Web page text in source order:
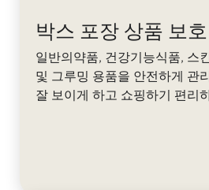
박스 포장 상품 보호
일반의약품, 건강기능식품, 스
및 그루밍 용품을 안전하게 관
잘 보이게 하고 쇼핑하기 편리